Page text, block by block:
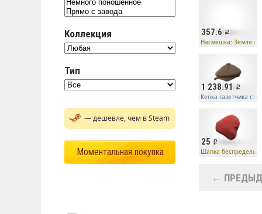
Коллекция
Тип
— дешевле, чем в Steam
Моментальная покупка
357.6
Насмешка: Земля
1 238.91
Кепка газетчика
25
Шапка
←